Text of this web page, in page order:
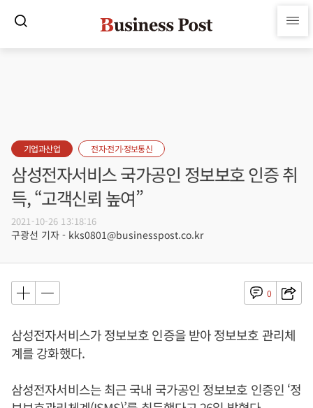
기업과산업 전자·전기·정보통신
삼성전자서비스 국가공인 정보보호 인증 취
득, “고객신뢰 높여”
2021-10-26 13:18:16
구광선 기자 - kks0801@businesspost.co.kr
0
삼성전자서비스가 정보보호 인증을 받아 정보보호 관리체
계를 강화했다.
삼성전자서비스는 최근 국내 국가공인 정보보호 인증인 ‘정